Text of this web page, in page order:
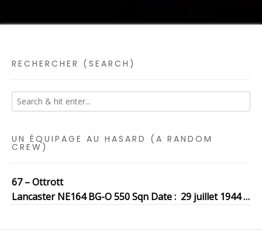
RECHERCHER (SEARCH)
UN ÉQUIPAGE AU HASARD (A RANDOM
CREW)
67 – Ottrott
Lancaster NE164 BG-O 550 Sqn Date : 29 juillet 1944 …